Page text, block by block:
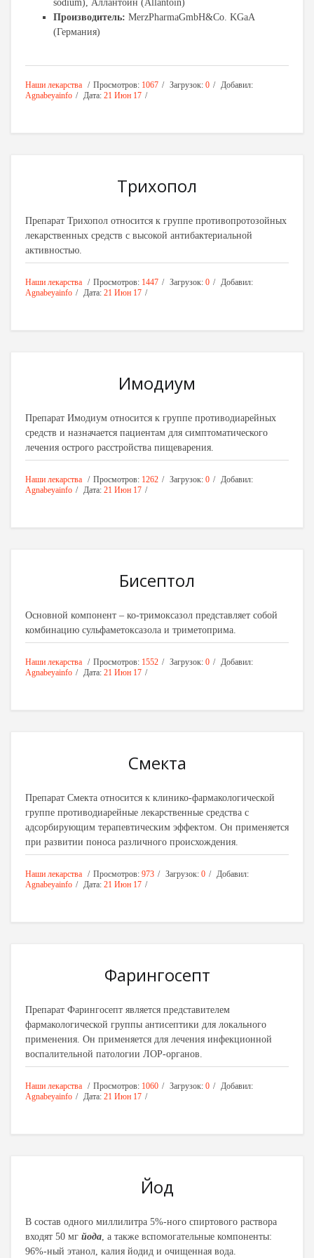
sodium), Аллантоин (Allantoin)
Производитель: MerzPharmaGmbH&Co. KGaA
(Германия)
Наши лекарства Просмотров: 1067 Загрузок: 0
Добавил:
Agnabeyainfo
Дата: 21 Июн 17
Трихопол
Препарат Трихопол относится к группе противопротозойных
лекарственных средств с высокой антибактериальной
активностью.
Наши лекарства Просмотров: 1447 Загрузок: 0
Добавил:
Agnabeyainfo
Дата: 21 Июн 17
Имодиум
Препарат Имодиум относится к группе противодиарейных
средств и назначается пациентам для симптоматического
лечения острого расстройства пищеварения.
Наши лекарства Просмотров: 1262 Загрузок: 0
Добавил:
Agnabeyainfo
Дата: 21 Июн 17
Бисептол
Основной компонент – ко-тримоксазол представляет собой
комбинацию сульфаметоксазола и триметоприма.
Наши лекарства Просмотров: 1552 Загрузок: 0
Добавил:
Agnabeyainfo
Дата: 21 Июн 17
Смекта
Препарат Смекта относится к клинико-фармакологической
группе противодиарейные лекарственные средства с
адсорбирующим терапевтическим эффектом. Он применяется
при развитии поноса различного происхождения.
Наши лекарства Просмотров: 973 Загрузок: 0
Добавил:
Agnabeyainfo
Дата: 21 Июн 17
Фарингосепт
Препарат Фарингосепт является представителем
фармакологической группы антисептики для локального
применения. Он применяется для лечения инфекционной
воспалительной патологии ЛОР-органов.
Наши лекарства Просмотров: 1060 Загрузок: 0
Добавил:
Agnabeyainfo
Дата: 21 Июн 17
Йод
В состав одного миллилитра 5%-ного спиртового раствора
входят 50 мг йода, а также вспомогательные компоненты:
96%-ный этанол, калия йодид и очищенная вода.